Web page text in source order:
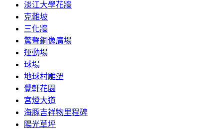
淡江大學花牆
克難坡
三化牆
驚聲銅像廣場
運動場
球場
地球村雕塑
覺軒花園
宮燈大道
海豚吉祥物里程碑
陽光草坪